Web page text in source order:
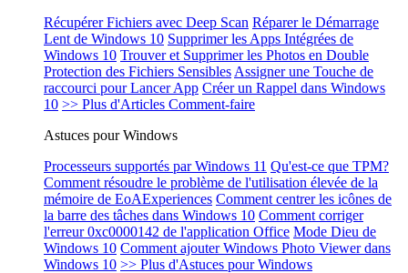
Récupérer Fichiers avec Deep Scan Réparer le Démarrage
Lent de Windows 10 Supprimer les Apps Intégrées de
Windows 10 Trouver et Supprimer les Photos en Double
Protection des Fichiers Sensibles Assigner une Touche de
raccourci pour Lancer App Créer un Rappel dans Windows
10 >> Plus d'Articles Comment-faire
Astuces pour Windows
Processeurs supportés par Windows 11 Qu'est-ce que TPM?
Comment résoudre le problème de l'utilisation élevée de la
mémoire de EoAExperiences Comment centrer les icônes de
la barre des tâches dans Windows 10 Comment corriger
l'erreur 0xc0000142 de l'application Office Mode Dieu de
Windows 10 Comment ajouter Windows Photo Viewer dans
Windows 10 >> Plus d'Astuces pour Windows